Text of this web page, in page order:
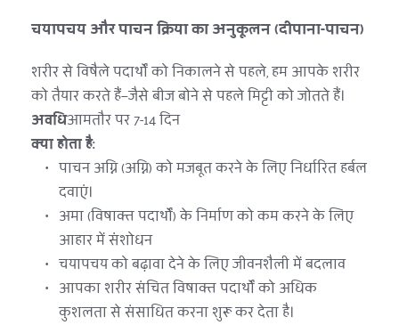
चयापचय और पाचन क्रिया का अनुकूलन (दीपाना-पाचन)
शरीर से विषैले पदार्थों को निकालने से पहले, हम आपके शरीर
को तैयार करते हैं—जैसे बीज बोने से पहले मिट्टी को जोतते हैं।
अवधिआमतौर पर 7-14 दिन
क्या होता है:
पाचन अग्नि (अग्नि) को मजबूत करने के लिए निर्धारित हर्बल
दवाएं।
अमा (विषाक्त पदार्थों) के निर्माण को कम करने के लिए
आहार में संशोधन
चयापचय को बढ़ावा देने के लिए जीवनशैली में बदलाव
आपका शरीर संचित विषाक्त पदार्थों को अधिक
कुशलता से संसाधित करना शुरू कर देता है।